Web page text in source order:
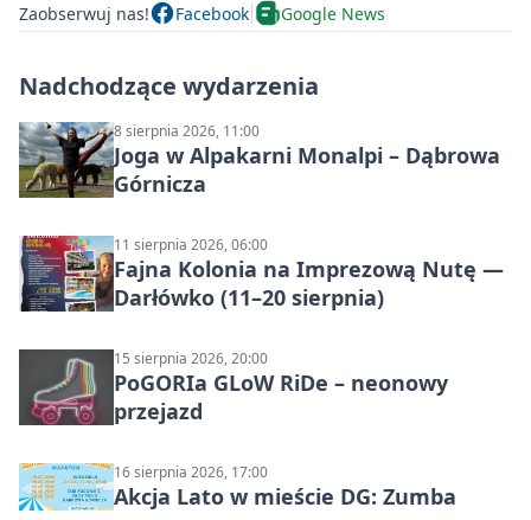
Zaobserwuj nas! Facebook Google News
Nadchodzące wydarzenia
8 sierpnia 2026, 11:00
Joga w Alpakarni Monalpi – Dąbrowa
Górnicza
11 sierpnia 2026, 06:00
Fajna Kolonia na Imprezową Nutę —
Darłówko (11–20 sierpnia)
15 sierpnia 2026, 20:00
PoGORIa GLoW RiDe – neonowy
przejazd
16 sierpnia 2026, 17:00
Akcja Lato w mieście DG: Zumba